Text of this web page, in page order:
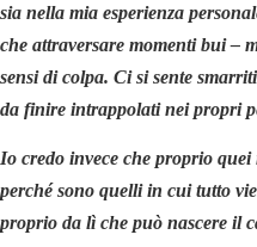
sia nella mia esperienza
che attraversare momenti bui –
sensi di colpa. Ci si sente
da finire intrappolati nei propri
Io credo invece che proprio
perché sono quelli in cui tutto
proprio da lì che può nascere il